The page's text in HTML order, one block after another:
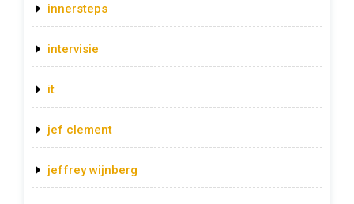
innersteps
intervisie
it
jef clement
jeffrey wijnberg